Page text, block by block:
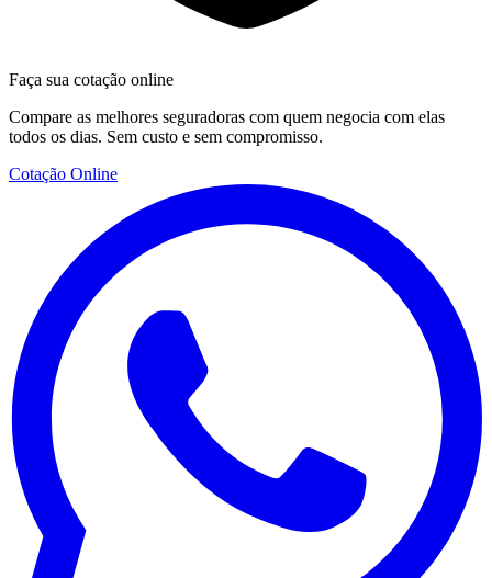
Faça sua cotação online
Compare as melhores seguradoras com quem negocia com elas
todos os dias. Sem custo e sem compromisso.
Cotação Online